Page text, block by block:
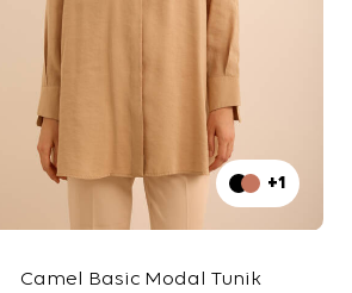
+1
Camel Basic Modal Tunik